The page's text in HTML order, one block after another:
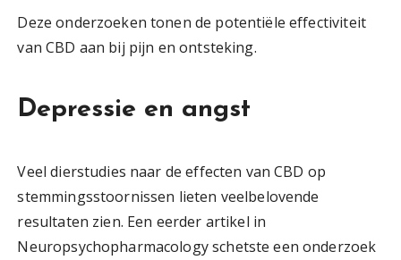
Deze onderzoeken tonen de potentiële effectiviteit
van CBD aan bij pijn en ontsteking.
Depressie en angst
Veel dierstudies naar de effecten van CBD op
stemmingsstoornissen lieten veelbelovende
resultaten zien. Een eerder artikel in
Neuropsychopharmacology schetste een onderzoek